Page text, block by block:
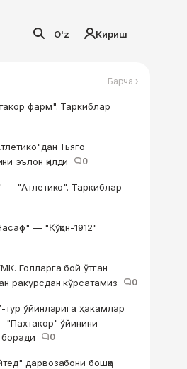
O'z Кириш
Барча ›
фарм". Таркиблар
Тьяго
эълон қилди
0
— "Атлетико". Таркиблар
— "Қўқон-1912"
Голларга бой ўтган
ракурсдан кўрсатамиз
0
тур ўйинларига ҳакамлар
ўйинини
0
дарвозабони бошқа